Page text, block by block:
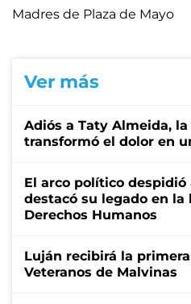
Madres de Plaza de Mayo
Ver más
Adiós a Taty Almeida,
transformó el dolor en
El arco político
destacó su legado en la
Derechos Humanos
Luján recibirá la
Veteranos de Malvinas